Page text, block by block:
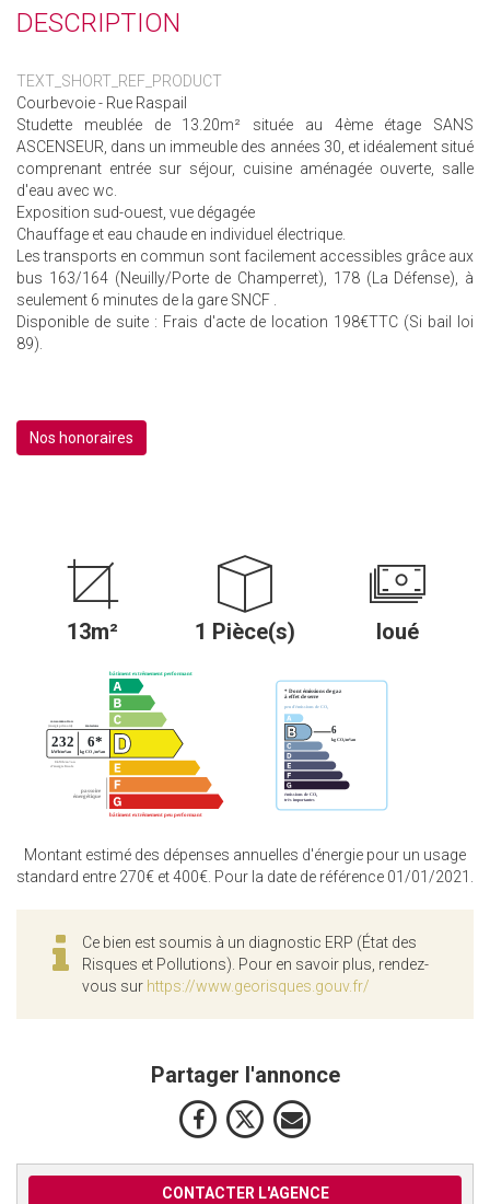
DESCRIPTION
TEXT_SHORT_REF_PRODUCT
Courbevoie - Rue Raspail
Studette meublée de 13.20m² située au 4ème étage SANS
ASCENSEUR, dans un immeuble des années 30, et idéalement situé
comprenant entrée sur séjour, cuisine aménagée ouverte, salle
d'eau avec wc.
Exposition sud-ouest, vue dégagée
Chauffage et eau chaude en individuel électrique.
Les transports en commun sont facilement accessibles grâce aux
bus 163/164 (Neuilly/Porte de Champerret), 178 (La Défense), à
seulement 6 minutes de la gare SNCF .
Disponible de suite : Frais d'acte de location 198€TTC (Si bail loi
89).
Nos honoraires
13m² 1 Pièce(s) loué
Montant estimé des dépenses annuelles d'énergie pour un usage
standard entre 270€ et 400€. Pour la date de référence 01/01/2021.
Ce bien est soumis à un diagnostic ERP (État des
Risques et Pollutions). Pour en savoir plus, rendez-
vous sur https://www.georisques.gouv.fr/
Partager l'annonce
CONTACTER L'AGENCE